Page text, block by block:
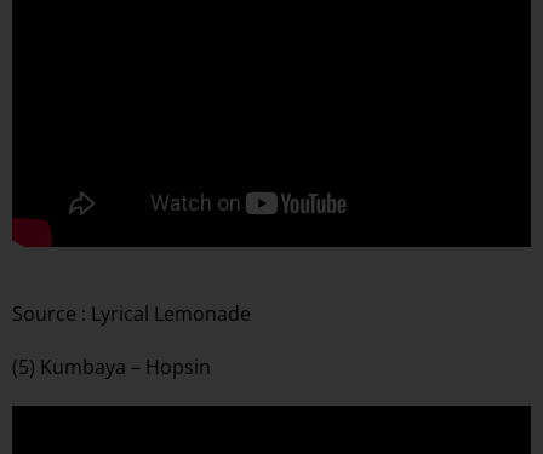
Source : Lyrical Lemonade
(5) Kumbaya – Hopsin